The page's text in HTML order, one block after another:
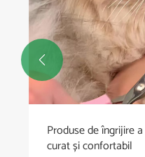
Produse de îngrijire
curat și confortabil
